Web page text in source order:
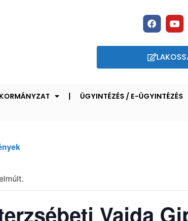
ÜGYINTÉZÉS / E-ÜGYINTÉZÉS
Vajda